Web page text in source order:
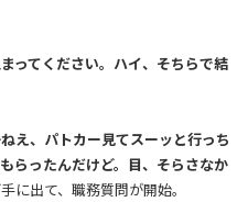
ってください。ハイ、そちらで結
え、パトカー見てスーッと行っち
らったんだけど。目、そらさなか
に出て、職務質問が開始。